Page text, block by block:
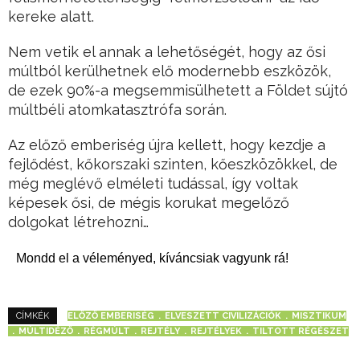
kereke alatt.
Nem vetik el annak a lehetőségét, hogy az ősi
múltból kerülhetnek elő modernebb eszközök,
de ezek 90%-a megsemmisülhetett a Földet sújtó
múltbéli atomkatasztrófa során.
Az előző emberiség újra kellett, hogy kezdje a
fejlődést, kőkorszaki szinten, kőeszközökkel, de
még meglévő elméleti tudással, így voltak
képesek ősi, de mégis korukat megelőző
dolgokat létrehozni…
Mondd el a véleményed, kíváncsiak vagyunk rá!
CÍMKÉK ELŐZŐ EMBERISÉG ELVESZETT CIVILIZÁCIÓK
MISZTIKUM
MÚLTIDÉZŐ
RÉGMÚLT REJTÉLY REJTÉLYEK TILTOTT RÉGÉSZET